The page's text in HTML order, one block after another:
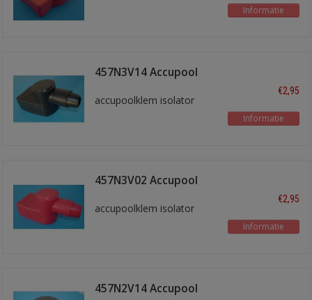
Informatie
457N3V14 Accupool
accupoolklem isolator
€2,95
Informatie
457N3V02 Accupool
accupoolklem isolator
€2,95
Informatie
457N2V14 Accupool